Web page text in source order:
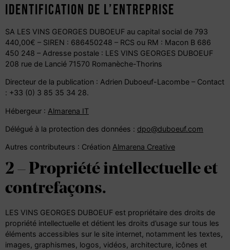
IDENTIFICATION DE L’ENTREPRISE
SA LES VINS GEORGES DUBOEUF au capital social de 793
440,00€ – SIREN : 686450248 – RCS ou RM : Macon B 686
450 248 – Adresse postale : LES VINS GEORGES DUBOEUF
208 rue de Lancié 71570 Romanèche-Thorins
Directeur de la publication : Adrien Duboeuf-Lacombe – Contact
: +33 (0) 3 85 35 34 28.
Hébergeur : Almarena IT
Délégué à la protection des données : dpo@duboeuf.com
Autres contributeurs : Création Almarena Creative
2 – Propriété intellectuelle et
contrefaçons.
LES VINS GEORGES DUBOEUF est propriétaire des droits de
propriété intellectuelle et détient les droits d’usage sur tous les
éléments accessibles sur le site internet, notamment les textes,
images, graphismes, logos, vidéos, architecture, icônes et